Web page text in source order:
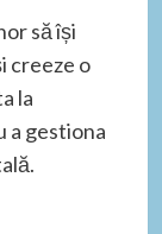
să își
creeze o
la
a gestiona